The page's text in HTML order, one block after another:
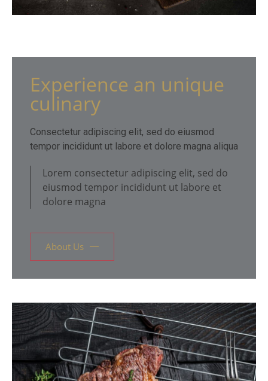
Experience an unique
culinary
Consectetur adipiscing elit, sed do eiusmod
tempor incididunt ut labore et dolore magna aliqua
Lorem consectetur adipiscing elit, sed do
eiusmod tempor incididunt ut labore et
dolore magna
About Us